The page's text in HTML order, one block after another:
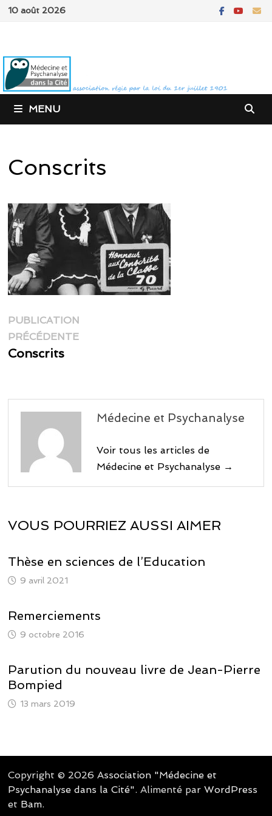
Passer
10 août 2026
MENU
Conscrits
Navigation
de
l’article
PUBLICATION
PRÉCÉDENTEPublication
Conscrits
Médecine et Psychanalyse
Voir tous les articles de
Médecine et Psychanalyse →
VOUS POURRIEZ AUSSI AIMER
Thèse en sciences de l’Education
9 avril 2021
Remerciements
9 octobre 2016
Parution du nouveau livre de Jean-Pierre
Bompied
13 mars 2019
Copyright © 2026 Association "Médecine et
Psychanalyse dans la Cité". Alimenté par WordPress
et Bam.